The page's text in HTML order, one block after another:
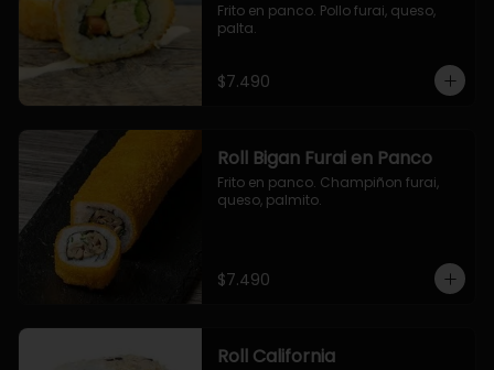
Frito en panco. Pollo furai, queso,
palta.
$7.490
Roll Bigan Furai en Panco
Frito en panco. Champiñon furai,
queso, palmito.
$7.490
Roll California